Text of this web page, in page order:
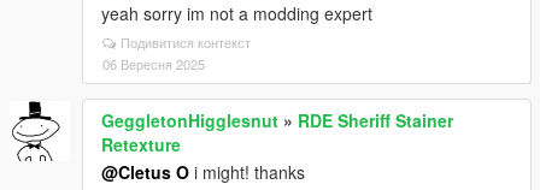
yeah sorry im not a modding expert
Подивитися контекст
06 Вересня 2025
GeggletonHigglesnut » RDE Sheriff Stainer
Retexture
@Cletus O i might! thanks